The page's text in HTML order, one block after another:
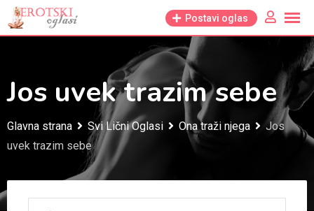
Skip
to
Postavi oglas
Jos uvek trazim sebe
Glavna strana Svi Lični Oglasi Ona traži njega
Jos
uvek trazim sebe